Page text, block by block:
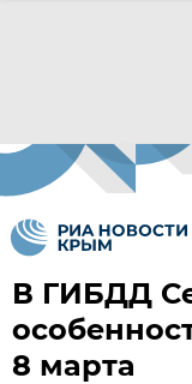
В ГИБДД
8 марта